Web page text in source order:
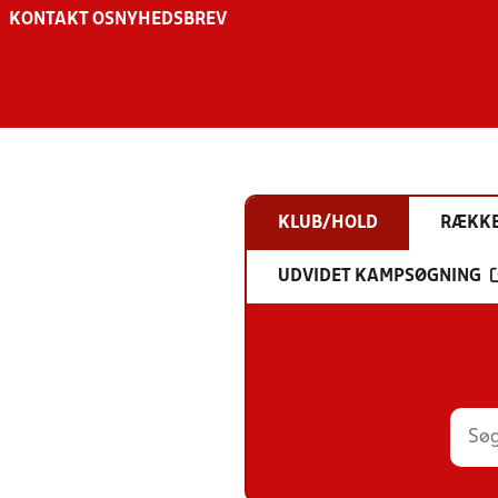
KONTAKT OS NYHEDSBREV
KLUB/HOLD
UDVIDET KAMPSØGNING